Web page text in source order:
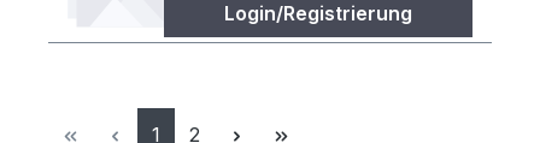
Login/Registrierung
Seite
1 Seite
2